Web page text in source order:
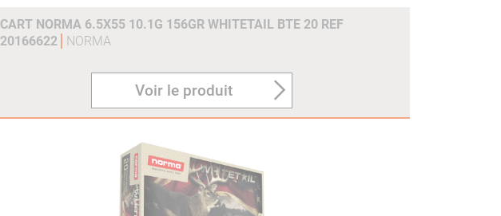
CART NORMA 6.5X55 10.1G 156GR WHITETAIL BTE 20 REF
20166622
NORMA
Voir le produit